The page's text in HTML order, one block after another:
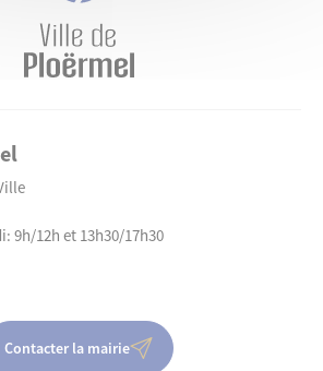
9h/12h et 13h30/17h30
Contacter la mairie